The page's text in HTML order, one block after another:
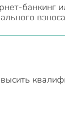
банкинг
взноса